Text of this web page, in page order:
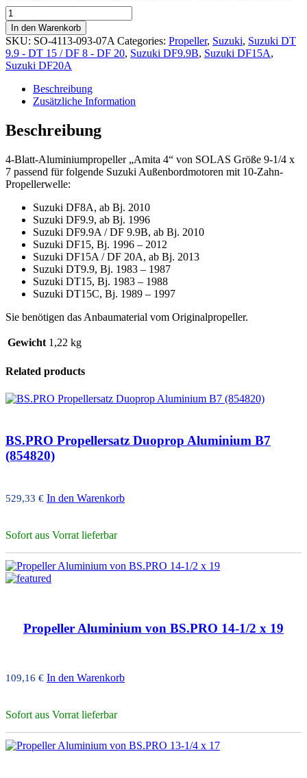
Propeller
Aluminium
von
SOLAS
4
x
7
(4113-
07A)
quantity
In den Warenkorb
SKU: SO-4113-093-07A Categories: Propeller, Suzuki, Suzuki DT
9.9 - DT 15 / DF 8 - DF 20, Suzuki DF9.9B, Suzuki DF15A,
Suzuki DF20A
Beschreibung
Zusätzliche Information
Beschreibung
4-Blatt-Aluminiumpropeller „Amita 4“ von SOLAS Größe 9-1/4 x
7 passend für folgende Suzuki Außenbordmotoren mit 10-Zahn-
Propellerwelle:
Suzuki DF8A, ab Bj. 2010
Suzuki DF9.9, ab Bj. 1996
Suzuki DF9.9A / DF 9.9B, ab Bj. 2010
Suzuki DF15, Bj. 1996 – 2012
Suzuki DF15A / DF 20A, ab Bj. 2013
Suzuki DT9.9, Bj. 1983 – 1987
Suzuki DT15, Bj. 1983 – 1988
Suzuki DT15C, Bj. 1989 – 1997
Sie benötigen das Anbaumaterial vom Originalpropeller.
Gewicht 1,22 kg
Related products
BS.PRO Propellersatz Duoprop Aluminium B7
(854820)
529,33 € In den Warenkorb
Sofort aus Vorrat lieferbar
Propeller Aluminium von BS.PRO 14-1/2 x 19
109,16 € In den Warenkorb
Sofort aus Vorrat lieferbar